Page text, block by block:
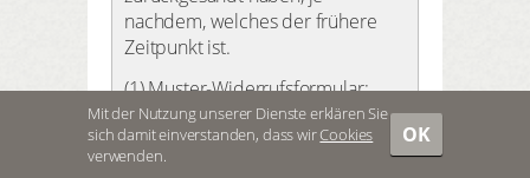
nachdem, welches der frühere
Zeitpunkt ist.
(1) Muster-Widerrufsformular:
Über das Muster-
Widerrufsformular informieren
wir Sie nach der gesetzlichen
Mit der Nutzung unserer Dienste erklären Sie
sich damit einverstanden, dass wirCookies
verwenden.
OK